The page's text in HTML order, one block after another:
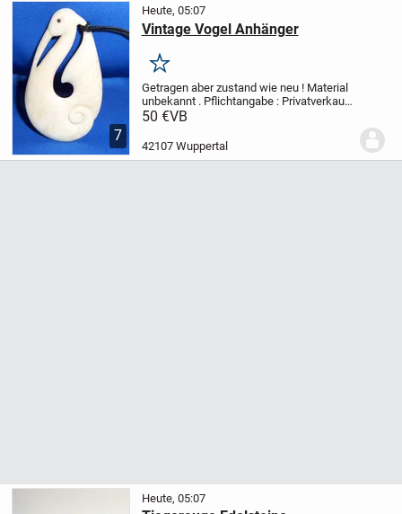
7
Heute, 05:07
Vintage Vogel Anhänger
Merken
Getragen aber zustand wie neu ! Material
unbekannt . Pflichtangabe : Privatverkauf
ohne Garantie und Rückgabe
50 €VB
42107 Wuppertal
Heute, 05:07